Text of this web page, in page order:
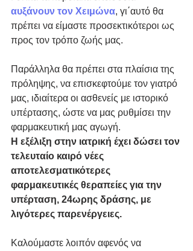
αυξάνουν τον Χειμώνα, γι΄αυτό θα
πρέπει να είμαστε προσεκτικότεροι ως
προς τον τρόπο ζωής μας.
Παράλληλα θα πρέπει στα πλαίσια της
πρόληψης, να επισκεφτούμε τον γιατρό
μας, ιδιαίτερα οι ασθενείς με ιστορικό
υπέρτασης, ώστε να μας ρυθμίσει την
φαρμακευτική μας αγωγή.
Η εξέλιξη στην ιατρική έχει δώσει τον
τελευταίο καιρό νέες
αποτελεσματικότερες
φαρμακευτικές θεραπείες για την
υπέρταση, 24ωρης δράσης, με
λιγότερες παρενέργειες.
Καλούμαστε λοιπόν αφενός να